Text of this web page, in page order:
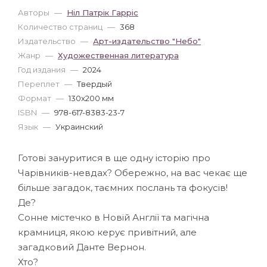
Авторы — Ніл Патрік Гарріс
Количество страниц — 368
Издательство — Арт-издательство "Небо"
Жанр — Художественная литература
Год издания — 2024
Переплет — Твердый
Формат — 130x200 мм
ISBN — 978-617-8383-23-7
Язык — Украинский
Готові зануритися в ще одну історію про
Чарівників-невдах? Обережно, на вас чекає ще
більше загадок, таємних послань та фокусів!
Де?
Сонне містечко в Новій Англії та магічна
крамниця, якою керує привітний, але
загадковий Данте Вернон.
Хто?